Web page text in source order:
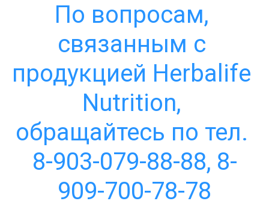
По вопросам,
связанным с
продукцией Herbalife
Nutrition,
обращайтесь по тел.
8-903-079-88-88, 8-
909-700-78-78